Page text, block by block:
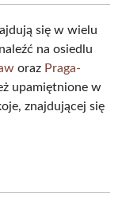
się w wielu
na osiedlu
oraz Praga-
upamiętnione w
znajdującej się